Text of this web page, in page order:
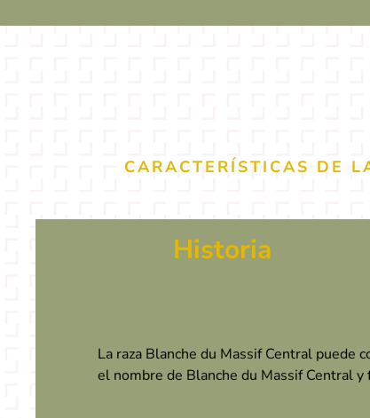
CARACTERÍSTICAS DE
Historia
La raza Blanche du Massif Central puede
el nombre de Blanche du Massif Central